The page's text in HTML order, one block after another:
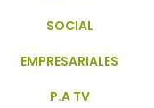
SOCIAL
EMPRESARIALES
P.A TV